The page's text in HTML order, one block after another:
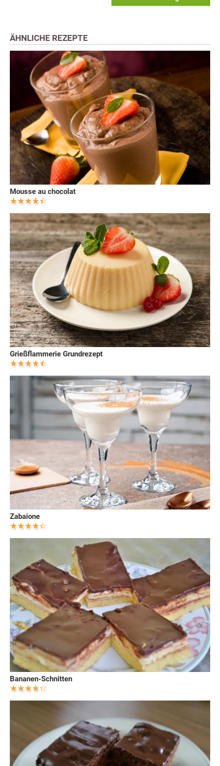
ÄHNLICHE REZEPTE
Mousse au chocolat
Grießflammerie Grundrezept
Zabaione
Bananen-Schnitten